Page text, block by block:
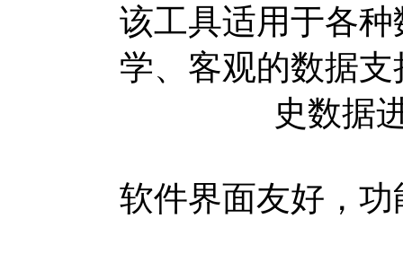
该工具适用于各
学、客观的数据
史数据
软件界面友好，